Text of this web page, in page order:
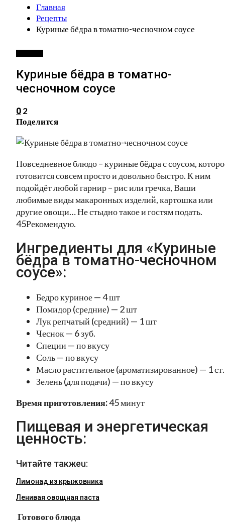
Главная
Рецепты
Куриные бёдра в томатно-чесночном соусе
Куриные бёдра в томатно-
чесночном соусе
0 2
Поделится
Повседневное блюдо – куриные бёдра с соусом,
готовится совсем просто и довольно быстро. К ним
подойдёт любой гарнир – рис или гречка, Ваши
любимые виды макаронных изделий, картошка или
другие овощи… Не стыдно такое и гостям подать.
45Рекомендую.
Ингредиенты для «Куриные
бёдра в томатно-чесночном
соусе»:
Бедро куриное — 4 шт
Помидор (средние) — 2 шт
Лук репчатый (средний) — 1 шт
Чеснок — 6 зуб.
Специи — по вкусу
Соль — по вкусу
Масло растительное (ароматизированное) — 1
Зелень (для подачи) — по вкусу
Время приготовления:45 минут
Пищевая и энергетическая
ценность:
Читайте такжеu:
Лимонад из крыжовника
Ленивая овощная паста
Готового блюда